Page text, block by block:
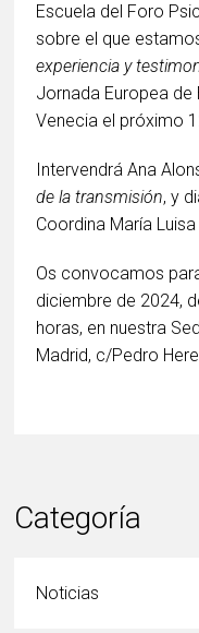
Escuela del Foro
sobre el que
experiencia y
Jornada Europea de
Venecia el próximo
Intervendrá Ana
de la transmisión, y
Coordina María
Os convocamos
diciembre de 2024,
horas, en nuestra
Madrid, c/Pedro
Categoría
Noticias